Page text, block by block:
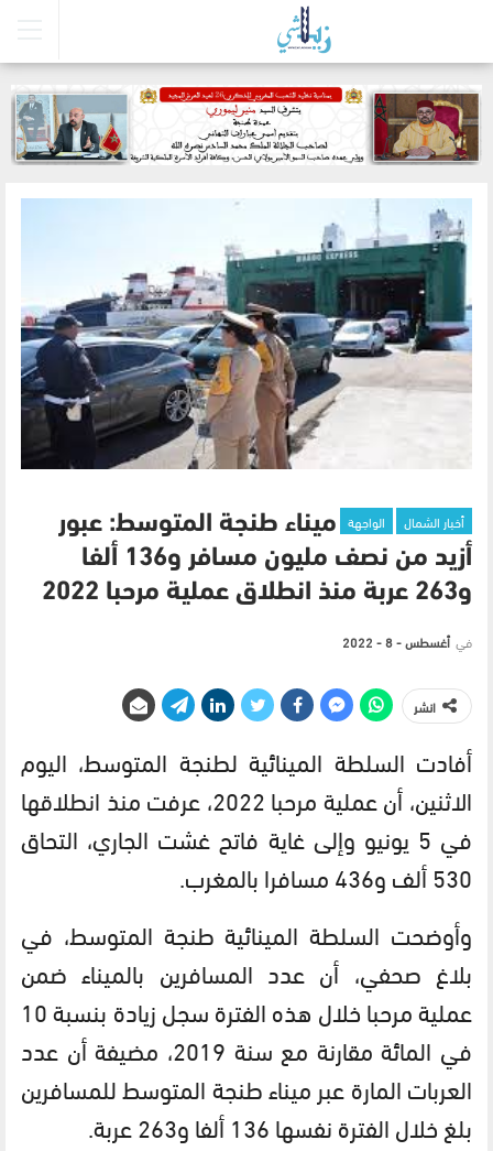
أخبار الشمال الواجهة ميناء طنجة المتوسط: عبور
أزيد من نصف مليون مسافر و136 ألفا
و263 عربة منذ انطلاق عملية مرحبا 2022
في أغسطس - 8 - 2022
انشر
أفادت السلطة المينائية لطنجة المتوسط، اليوم
الاثنين، أن عملية مرحبا 2022، عرفت منذ انطلاقها
في 5 يونيو وإلى غاية فاتح غشت الجاري، التحاق
530 ألف و436 مسافرا بالمغرب.
وأوضحت السلطة المينائية طنجة المتوسط، في
بلاغ صحفي، أن عدد المسافرين بالميناء ضمن
عملية مرحبا خلال هذه الفترة سجل زيادة بنسبة 10
في المائة مقارنة مع سنة 2019، مضيفة أن عدد
العربات المارة عبر ميناء طنجة المتوسط للمسافرين
بلغ خلال الفترة نفسها 136 ألفا و263 عربة.